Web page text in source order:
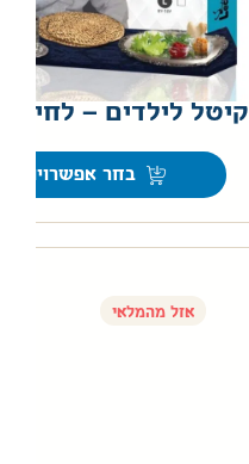
קיטל לילדים – לחיים
בחר אפשרויות
אזל מהמלאי